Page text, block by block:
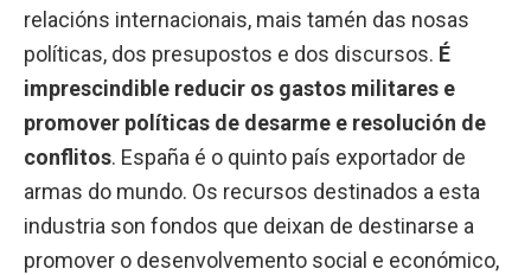
relacións internacionais, mais tamén das nosas
políticas, dos presupostos e dos discursos. É
imprescindible reducir os gastos militares e
promover políticas de desarme e resolución de
conflitos. España é o quinto país exportador de
armas do mundo. Os recursos destinados a esta
industria son fondos que deixan de destinarse a
promover o desenvolvemento social e económico,